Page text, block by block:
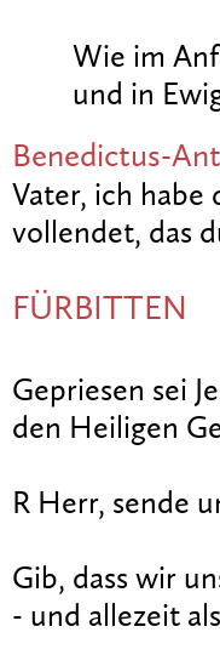
Wie im
und in
Benedictus-
Vater, ich habe
vollendet, das
FÜRBITTEN
Gepriesen sei
den Heiligen
R Herr, sende
Gib, dass wir
- und allezeit